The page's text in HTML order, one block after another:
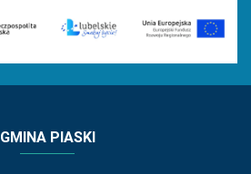
GMINA PIASKI